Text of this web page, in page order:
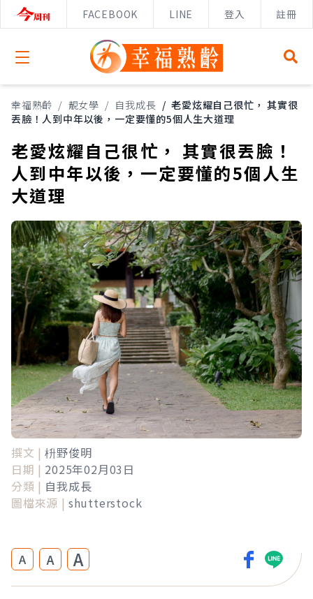
FACEBOOK LINE 登入 註冊
Open menu
幸福熟齡 / 靚女學 / 自我成長 / 老愛炫耀自己很忙， 其實很
丟臉！人到中年以後，一定要懂的5個人生大道理
老愛炫耀自己很忙， 其實很丟臉！
人到中年以後，一定要懂的5個人生
大道理
撰文 | 枡野俊明
日期 | 2025年02月03日
分類 | 自我成長
圖檔來源 | shutterstock
A A A